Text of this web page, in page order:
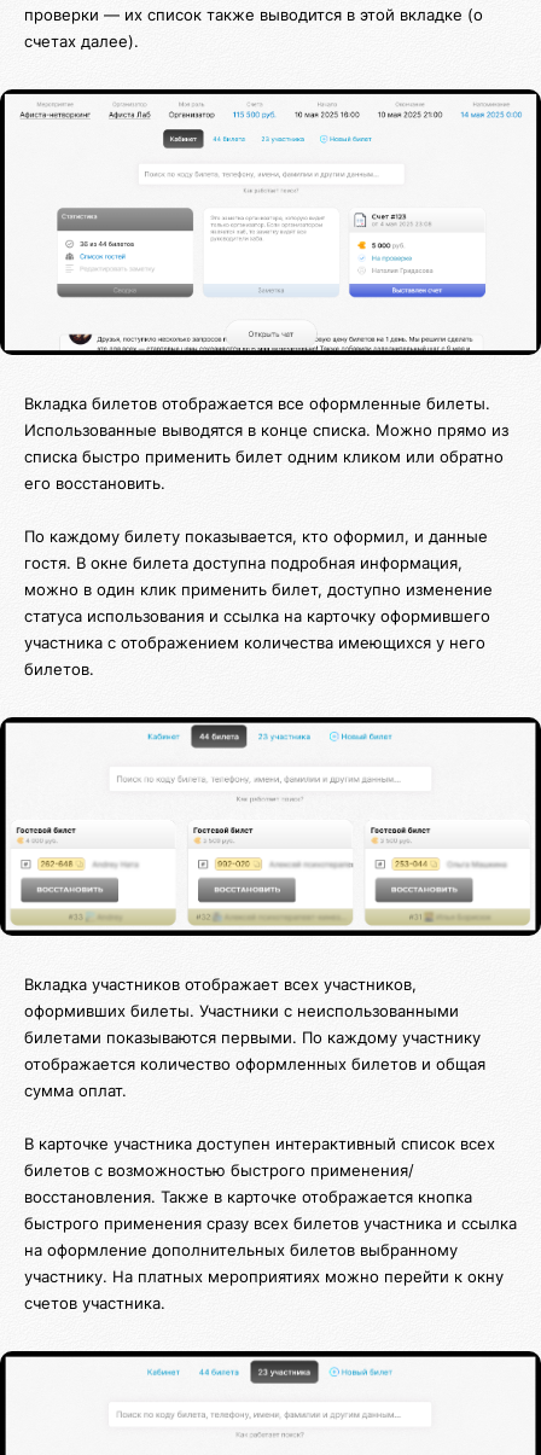
проверки — их список также выводится в этой вкладке (о
счетах далее).
Вкладка билетов отображается все оформленные билеты.
Использованные выводятся в конце списка. Можно прямо из
списка быстро применить билет одним кликом или обратно
его восстановить.
По каждому билету показывается, кто оформил, и данные
гостя. В окне билета доступна подробная информация,
можно в один клик применить билет, доступно изменение
статуса использования и ссылка на карточку оформившего
участника с отображением количества имеющихся у него
билетов.
Вкладка участников отображает всех участников,
оформивших билеты. Участники с неиспользованными
билетами показываются первыми. По каждому участнику
отображается количество оформленных билетов и общая
сумма оплат.
В карточке участника доступен интерактивный список всех
билетов с возможностью быстрого применения/
восстановления. Также в карточке отображается кнопка
быстрого применения сразу всех билетов участника и ссылка
на оформление дополнительных билетов выбранному
участнику. На платных мероприятиях можно перейти к окну
счетов участника.